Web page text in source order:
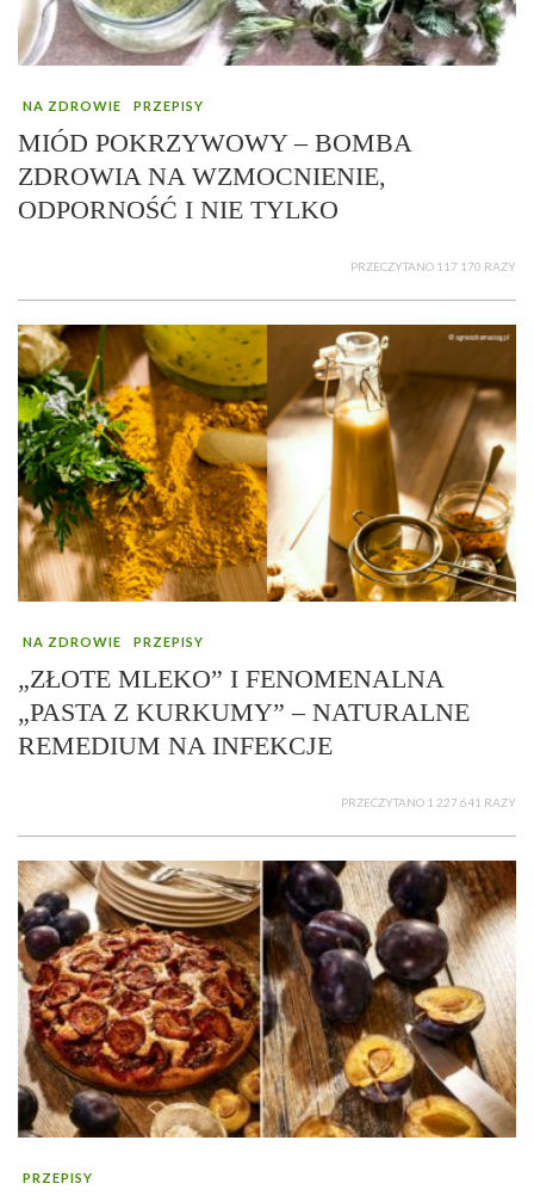
NA ZDROWIE PRZEPISY
MIÓD POKRZYWOWY – BOMBA
ZDROWIA NA WZMOCNIENIE,
ODPORNOŚĆ I NIE TYLKO
PRZECZYTANO 117 170 RAZY
NA ZDROWIE PRZEPISY
„ZŁOTE MLEKO” I FENOMENALNA
„PASTA Z KURKUMY” – NATURALNE
REMEDIUM NA INFEKCJE
PRZECZYTANO 1 227 641 RAZY
PRZEPISY